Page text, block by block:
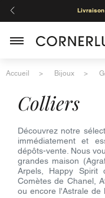
Accueil Bijoux
colliers
Découvrez notre
immédiatement et
dépôts-vente. Nous
grandes maison
Arpels, Happy Spirit
Comètes de Chanel,
ou encore l'Astrale de